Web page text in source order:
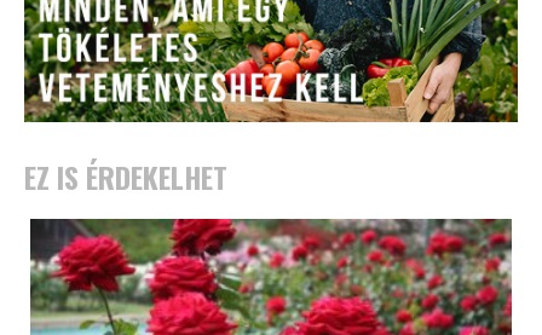
EZ IS ÉRDEKELHET